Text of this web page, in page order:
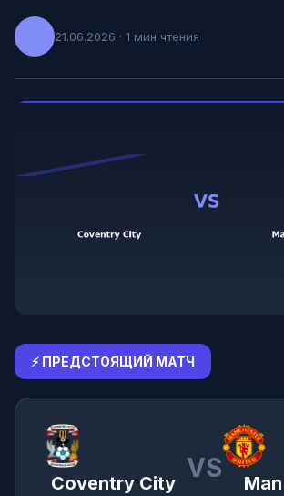
21.06.2026 · 1 мин чтения
⚡ ПРЕДСТОЯЩИЙ МАТЧ
Coventry City VS